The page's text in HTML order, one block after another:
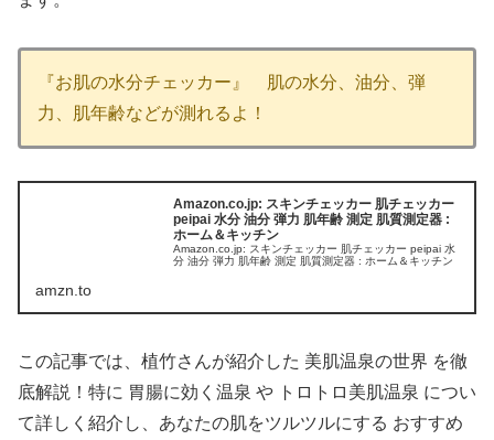
『お肌の水分チェッカー』 肌の水分、油分、弾
力、肌年齢などが測れるよ！
Amazon.co.jp: スキンチェッカー 肌チェッカー
peipai 水分 油分 弾力 肌年齢 測定 肌質測定器 :
ホーム＆キッチン
Amazon.co.jp: スキンチェッカー 肌チェッカー peipai 水
分 油分 弾力 肌年齢 測定 肌質測定器 : ホーム＆キッチン
amzn.to
この記事では、植竹さんが紹介した 美肌温泉の世界 を徹
底解説！特に 胃腸に効く温泉 や トロトロ美肌温泉 につい
て詳しく紹介し、あなたの肌をツルツルにする おすすめ